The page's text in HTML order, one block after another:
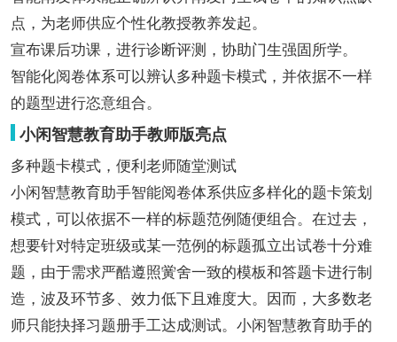
点，为老师供应个性化教授教养发起。
宣布课后功课，进行诊断评测，协助门生强固所学。
智能化阅卷体系可以辨认多种题卡模式，并依据不一样
的题型进行恣意组合。
小闲智慧教育助手教师版亮点
多种题卡模式，便利老师随堂测试
小闲智慧教育助手智能阅卷体系供应多样化的题卡策划
模式，可以依据不一样的标题范例随便组合。在过去，
想要针对特定班级或某一范例的标题孤立出试卷十分难
题，由于需求严酷遵照黉舍一致的模板和答题卡进行制
造，波及环节多、效力低下且难度大。因而，大多数老
师只能抉择习题册手工达成测试。小闲智慧教育助手的